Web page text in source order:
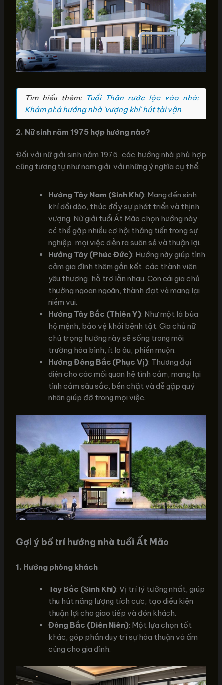
Tìm hiểu thêm: Tuổi Thân rước lộc vào nhà:
Khám phá hướng nhà 'vượng khí' hút tài vận
2. Nữ sinh năm 1975 hợp hướng nào?
Đối với nữ giới sinh năm 1975, các hướng nhà phù hợp
cũng tương tự như nam giới, với những ý nghĩa cụ thể:
Hướng Tây Nam (Sinh Khí): Mang đến sinh
khí dồi dào, thúc đẩy sự phát triển và thịnh
vượng. Nữ giới tuổi Ất Mão chọn hướng này
có thể gặp nhiều cơ hội thăng tiến trong sự
nghiệp, mọi việc diễn ra suôn sẻ và thuận lợi.
Hướng Tây (Phúc Đức): Hướng này giúp tình
cảm gia đình thêm gắn kết, các thành viên
yêu thương, hỗ trợ lẫn nhau. Con cái gia chủ
thường ngoan ngoãn, thành đạt và mang lại
niềm vui.
Hướng Tây Bắc (Thiên Y): Như một lá bùa
hộ mệnh, bảo vệ khỏi bệnh tật. Gia chủ nữ
chú trọng hướng này sẽ sống trong môi
trường hòa bình, ít lo âu, phiền muộn.
Hướng Đông Bắc (Phục Vị): Thường đại
diện cho các mối quan hệ tình cảm, mang lại
tình cảm sâu sắc, bền chặt và dễ gặp quý
nhân giúp đỡ trong mọi việc.
Gợi ý bố trí hướng nhà tuổi Ất Mão
1. Hướng phòng khách
Tây Bắc (Sinh Khí): Vị trí lý tưởng nhất, giúp
thu hút năng lượng tích cực, tạo điều kiện
thuận lợi cho giao tiếp và đón khách.
Đông Bắc (Diên Niên): Một lựa chọn tốt
khác, góp phần duy trì sự hòa thuận và ấm
cúng cho gia đình.